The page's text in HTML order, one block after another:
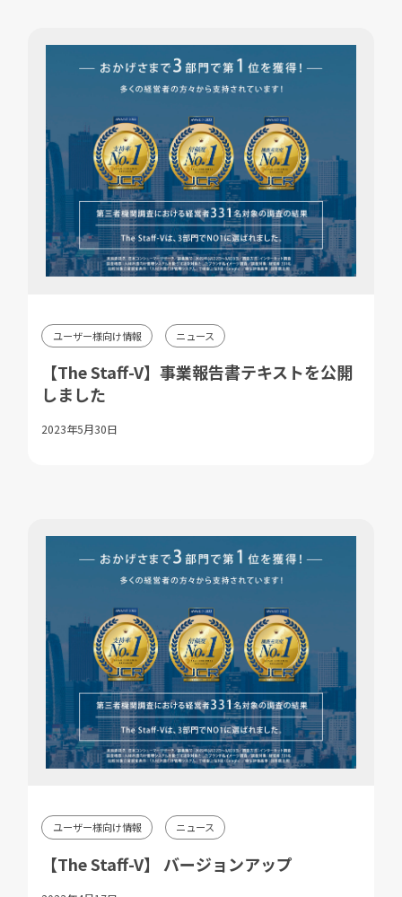
ユーザー様向け情報 ニュース
【The Staff-V】事業報告書テキストを公開
しました
2023年5月30日
ユーザー様向け情報 ニュース
【The Staff-V】 バージョンアップ